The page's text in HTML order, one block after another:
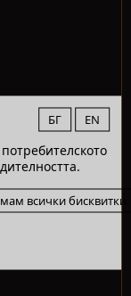
БГ EN
всички бисквитки